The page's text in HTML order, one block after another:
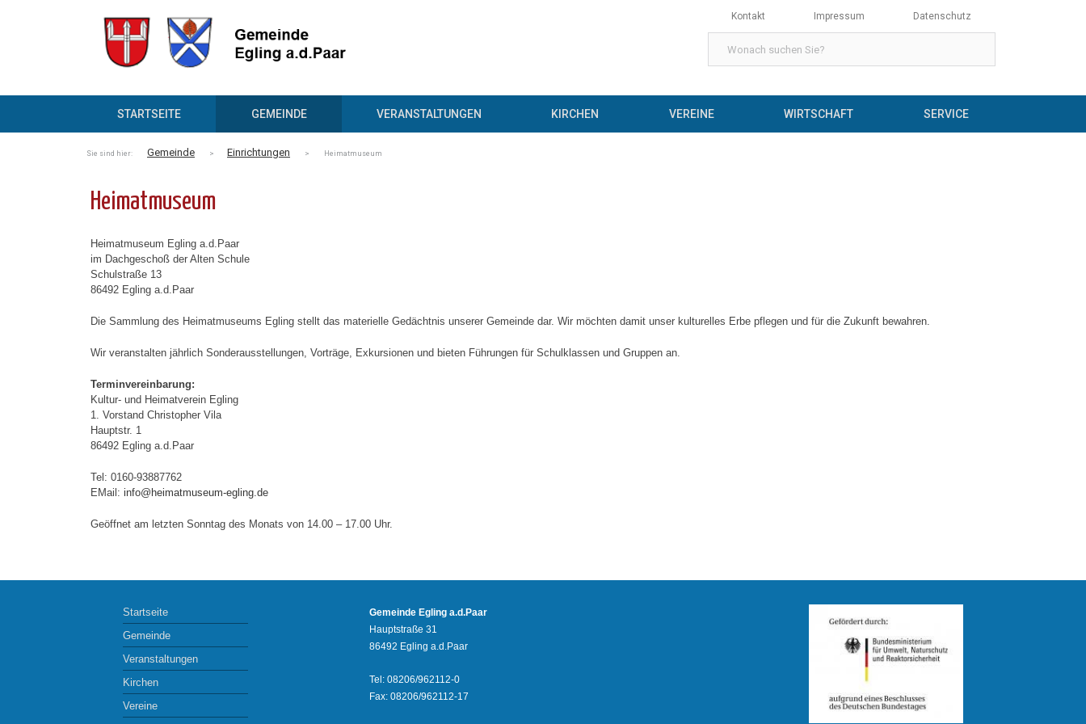
Kontakt Impressum Datenschutz
STARTSEITE GEMEINDE VERANSTALTUNGEN KIRCHEN VEREINE WIRTSCHAFT SERVICE
Sie sind hier: Gemeinde > Einrichtungen > Heimatmuseum
Heimatmuseum
Heimatmuseum Egling a.d.Paar
im Dachgeschoß der Alten Schule
Schulstraße 13
86492 Egling a.d.Paar
Die Sammlung des Heimatmuseums Egling stellt das materielle Gedächtnis unserer Gemeinde dar. Wir möchten damit unser kulturelles Erbe pflegen und für die Zukunft bewahren.
Wir veranstalten jährlich Sonderausstellungen, Vorträge, Exkursionen und bieten Führungen für Schulklassen und Gruppen an.
Terminvereinbarung:
Kultur- und Heimatverein Egling
1. Vorstand Christopher Vila
Hauptstr. 1
86492 Egling a.d.Paar
Tel: 0160-93887762
EMail: info@heimatmuseum-egling.de
Geöffnet am letzten Sonntag des Monats von 14.00 – 17.00 Uhr.
Startseite
Gemeinde
Veranstaltungen
Kirchen
Vereine
Gemeinde Egling a.d.Paar
Hauptstraße 31
86492 Egling a.d.Paar
Tel: 08206/962112-0
Fax: 08206/962112-17